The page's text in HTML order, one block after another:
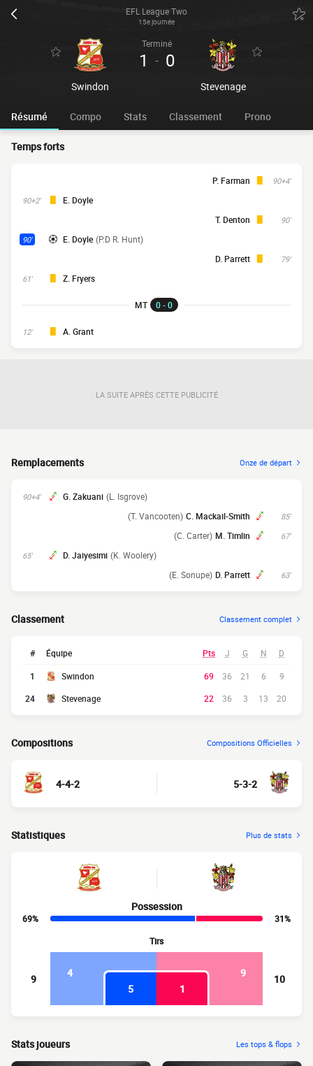
EFL League Two
15e journée
Swindon
Terminé
1 - 0
Stevenage
Résumé Compo Stats Classement Prono
Temps forts
90+4'
P. Farman
90+2' E. Doyle
90'
T. Denton
90' E. Doyle (P.D R. Hunt)
79'
D. Parrett
61' Z. Fryers
MT 0 - 0
12' A. Grant
LA SUITE APRÈS CETTE PUBLICITÉ
Remplacements Onze de départ
90+4' G. Zakuani (L. Isgrove)
85'
C. Mackail-Smith
(T. Vancooten)
67'
M. Timlin
(C. Carter)
65' D. Jaiyesimi (K. Woolery)
63'
D. Parrett
(E. Sonupe)
Classement Classement complet
# Équipe Pts J G N D
1 Swindon 69 36 21 6
9
24
Stevenage 22 36 3 13 20
Compositions Compositions Officielles
4-4-2 5-3-2
Statistiques Plus de stats
Possession
69%
31%
Tirs
9 4
9
5
1
10
Stats joueurs Les tops & flops